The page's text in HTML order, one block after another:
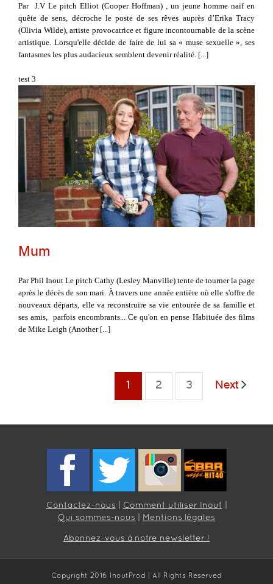
Par J.V Le pitch Elliot (Cooper Hoffman) , un jeune homme naïf en
quête de sens, décroche le poste de ses rêves auprès d’Erika Tracy
(Olivia Wilde), artiste provocatrice et figure incontournable de la scène
artistique. Lorsqu'elle décide de faire de lui sa « muse sexuelle », ses
fantasmes les plus audacieux semblent devenir réalité. [...]
test 3
Mum
Par Phil Inout Le pitch Cathy (Lesley Manville) tente de tourner la page
après le décès de son mari. À travers une année entière où elle s'offre de
nouveaux départs, elle va reconstruire sa vie entourée de sa famille et
ses amis, parfois encombrants... Ce qu'on en pense Habituée des films
de Mike Leigh (Another [...]
1 2 3 Next
Contactez-nous Comment utiliser Inout
Qui sommes-nous
Mentions légales
Abonnez-vous à notre newsletter !
Copyright 2016 InoutProd | All Rights Reserved